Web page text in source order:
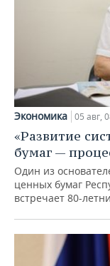
Экономика 05 авг,
«Развитие
бумаг —
Один из
ценных бумаг
встречает 80-